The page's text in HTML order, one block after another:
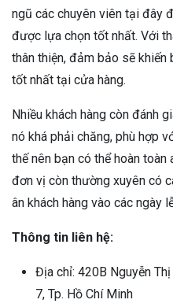
ngũ các chuyên viên tại đây
được lựa chọn tốt nhất. Với
thân thiện, đảm bảo sẽ
tốt nhất tại cửa hàng.
Nhiều khách hàng còn đánh
nó khá phải chăng, phù hợp
thế nên bạn có thể hoàn toàn
đơn vị còn thường xuyên có
ân khách hàng vào các ngày
Thông tin liên hệ:
Địa chỉ: 420B Nguyễn
7, Tp. Hồ Chí Minh